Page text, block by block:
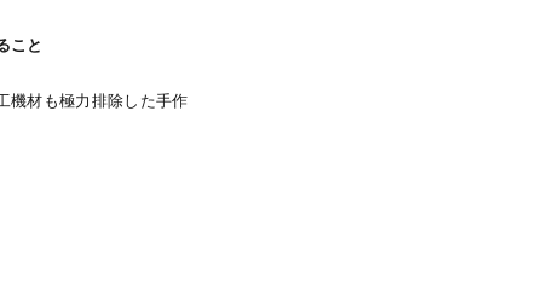
こと
機材も極力排除した手作